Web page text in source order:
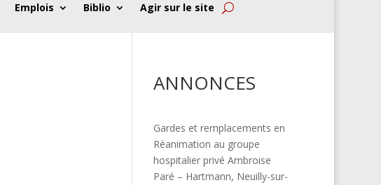
Emplois Biblio Agir sur le site
ANNONCES
Gardes et remplacements en
Réanimation au groupe
hospitalier privé Ambroise
Paré – Hartmann, Neuilly-sur-